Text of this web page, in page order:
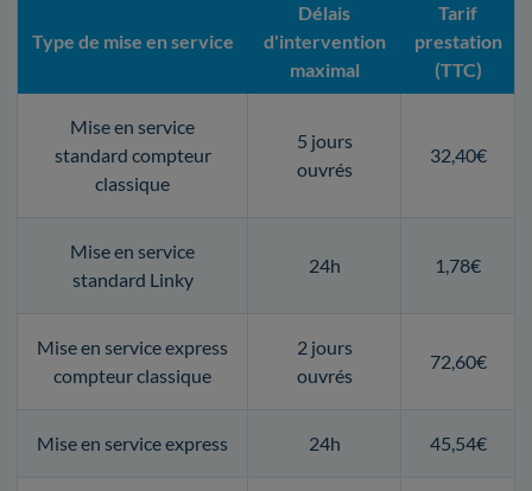
Type de mise en service
Délais
d'intervention
maximal
Tarif
prestation
(TTC)
Mise en service
standard compteur
classique
5 jours
ouvrés
32,40€
Mise en service
standard Linky
24h 1,78€
Mise en service express
compteur classique
2 jours
ouvrés
72,60€
Mise en service express 24h 45,54€